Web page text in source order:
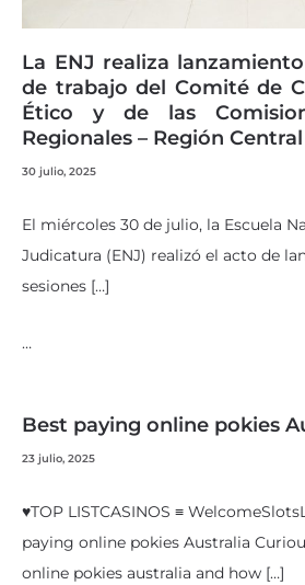
La ENJ realiza
de trabajo del Comité de
Ético y de las
Regionales – Región Central
30 julio, 2025
El miércoles 30 de julio, la Escuela
Judicatura (ENJ) realizó el acto de
sesiones […]
…
Best paying online pokies
23 julio, 2025
♥TOP LISTCASINOS ≡
paying online pokies Australia
online pokies australia​ and how […]